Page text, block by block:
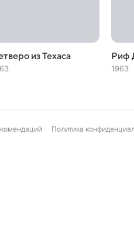
из Техаса Риф
1963
Политика